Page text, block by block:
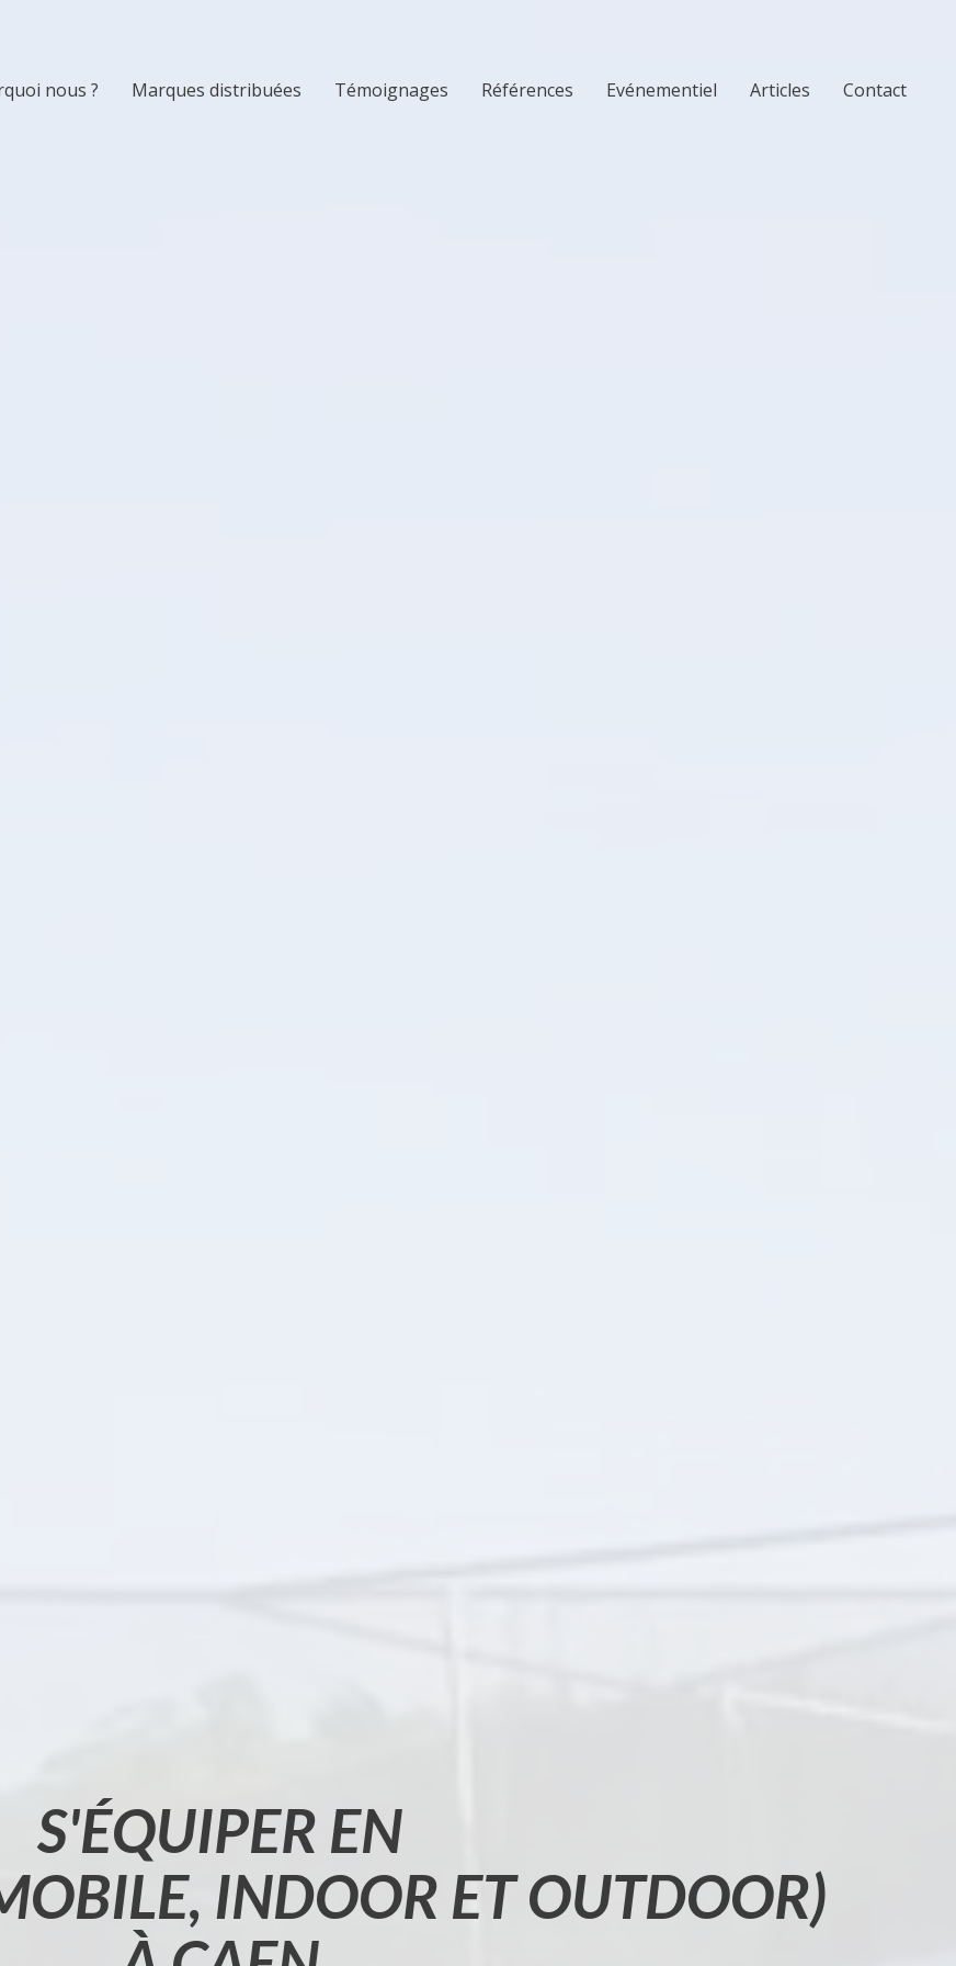
nous ? Marques distribuées Témoignages Références Evénementiel Articles Contact
S'ÉQUIPER EN
INDOOR ET OUTDOOR)